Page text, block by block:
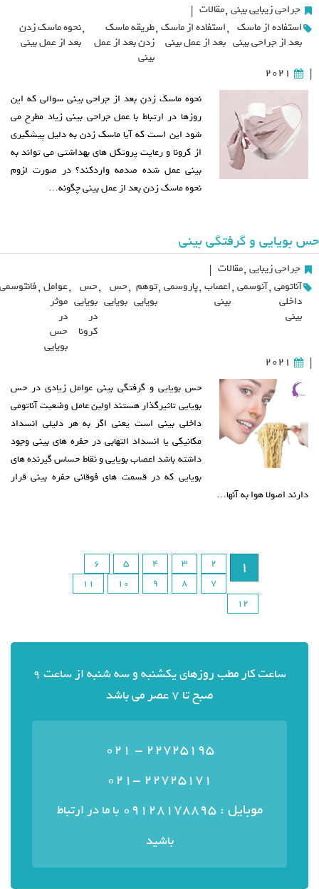
جراحی زیبایی بینی ,مقالات |
استفاده از ماسک
بعد از جراحی بینی
,استفاده از ماسک
بعد از عمل بینی
,طریقه ماسک
زدن بعد از عمل
بینی
,نحوه ماسک زدن
بعد از عمل بینی
|
2021
نحوه ماسک زدن بعد از جراحی بینی سوالی که این
روزها در ارتباط با عمل جراحی بینی زیاد مطرح می
شود این است که آیا ماسک زدن به دلیل پیشگیری
از کرونا و رعایت پروتکل های بهداشتی می تواند به
بینی عمل شده صدمه واردکند؟ در صورت لزوم
نحوه ماسک زدن بعد از عمل بینی چگونه…
حس بویایی و گرفتگی بینی
جراحی زیبایی ,مقالات |
آناتومی
داخلی
بینی
,آنوسمی ,اعصاب
بینی
,پاروسمی ,توهم
بویایی
,حس
بویایی
,حس
بویایی
در
کرونا
,عوامل
موثر
در
حس
بویایی
,فانتوسمی
|
2021
حس بویایی و گرفتگی بینی عوامل زیادی در حس
بویایی تاثیرگذار هستند اولین عامل وضعیت آناتومی
داخلی بینی است یعنی اگر به هر دلیلی انسداد
مکانیکی یا انسداد التهابی در حفره های بینی وجود
داشته باشد اعصاب بویایی و نقاط حساس گیرنده های
بویایی که در قسمت های فوقانی حفره بینی قرار
دارند اصولا هوا به آنها…
1
2
3
4
5
6
7
8
9
10
11
12
ساعت کار مطب روزهای یکشنبه و سه شنبه از ساعت 9
صبح تا 7 عصر می باشد
22725195 - 021
22725171 -021
موبایل : ۰۹۱۲۸۱۷۸۸۹۵
با ما در ارتباط
باشید